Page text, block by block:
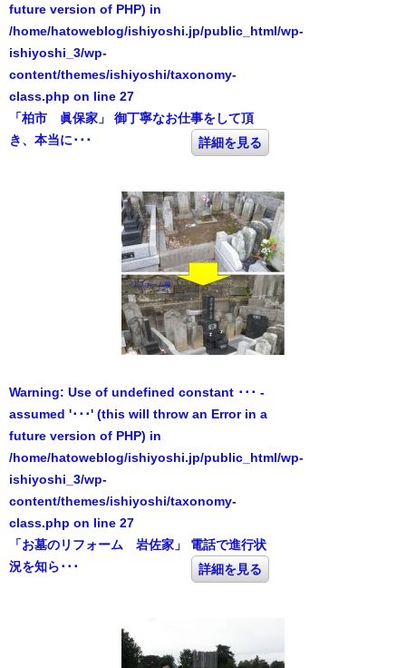
future version of PHP) in
/home/hatoweblog/ishiyoshi.jp/public_html/wp-
ishiyoshi_3/wp-
content/themes/ishiyoshi/taxonomy-
class.php on line 27
「柏市 眞保家」 御丁寧なお仕事をして頂
き、本当に･･･
詳細を見る
Warning: Use of undefined constant ･･･ -
assumed '･･･' (this will throw an Error in a
future version of PHP) in
/home/hatoweblog/ishiyoshi.jp/public_html/wp-
ishiyoshi_3/wp-
content/themes/ishiyoshi/taxonomy-
class.php on line 27
「お墓のリフォーム 岩佐家」 電話で進行状
況を知ら･･･
詳細を見る